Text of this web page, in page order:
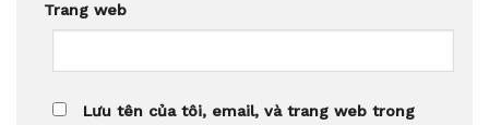
Trang web
Lưu tên của tôi, email, và trang web trong